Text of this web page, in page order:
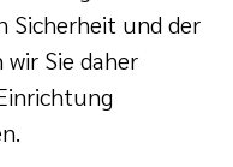
Sicherheit und der
Sie daher